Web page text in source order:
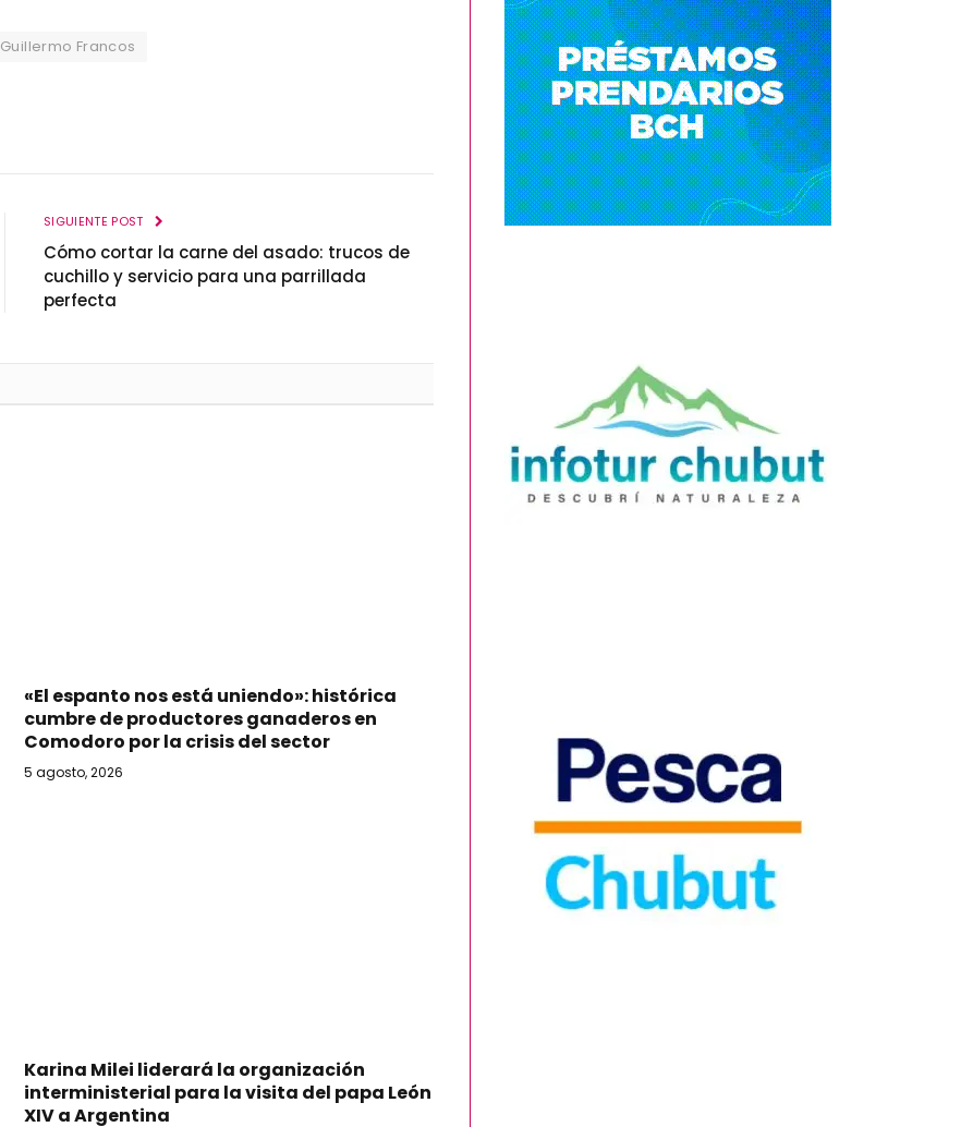
Guillermo Francos
SIGUIENTE POST
Cómo cortar la carne del asado: trucos de
cuchillo y servicio para una parrillada
perfecta
«El espanto nos está uniendo»: histórica
cumbre de productores ganaderos en
Comodoro por la crisis del sector
5 agosto, 2026
Karina Milei liderará la organización
interministerial para la visita del papa León
XIV a Argentina